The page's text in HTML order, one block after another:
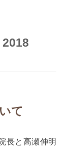
て
長と高瀬伸明